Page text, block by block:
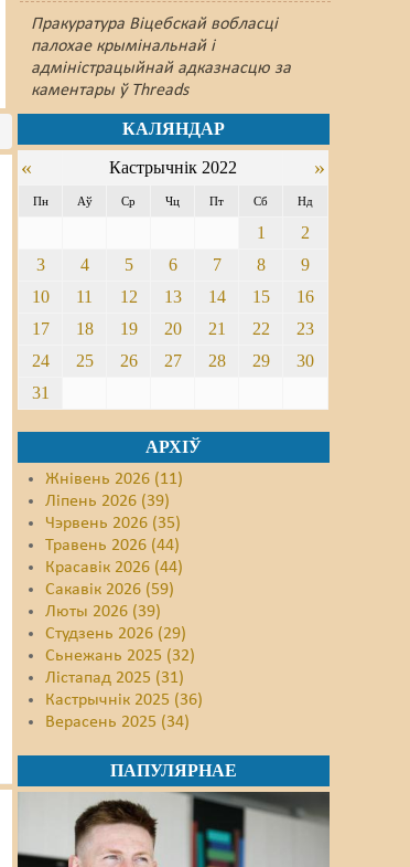
Пракуратура Віцебскай вобласці
палохае крымінальнай і
адміністрацыйнай адказнасцю за
каментары ў Threads
КАЛЯНДАР
« Кастрычнік 2022 »
Пн Аў Ср Чц Пт Сб Нд
1
2
3
4 5 6 7 8
9
10
11 12 13 14 15
16
17
18 19 20 21 22
23
24
25 26 27 28 29
30
31
АРХІЎ
Жнівень 2026 (11)
Ліпень 2026 (39)
Чэрвень 2026 (35)
Травень 2026 (44)
Красавік 2026 (44)
Сакавік 2026 (59)
Люты 2026 (39)
Студзень 2026 (29)
Сьнежань 2025 (32)
Лістапад 2025 (31)
Кастрычнік 2025 (36)
Верасень 2025 (34)
ПАПУЛЯРНАЕ